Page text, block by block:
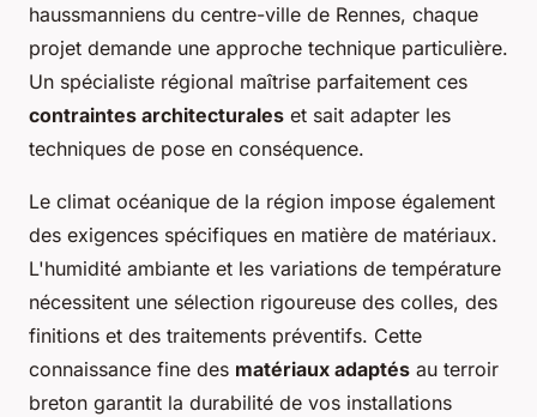
haussmanniens du centre-ville de Rennes, chaque
projet demande une approche technique particulière.
Un spécialiste régional maîtrise parfaitement ces
contraintes architecturales et sait adapter les
techniques de pose en conséquence.
Le climat océanique de la région impose également
des exigences spécifiques en matière de matériaux.
L'humidité ambiante et les variations de température
nécessitent une sélection rigoureuse des colles, des
finitions et des traitements préventifs. Cette
connaissance fine des matériaux adaptés au terroir
breton garantit la durabilité de vos installations